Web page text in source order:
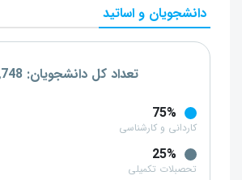
دانشجویان و اساتید
تعداد کل دانشجویان: 27٬748
75%
کاردانی و کارشناسی
25%
تحصبلات تکمیلی